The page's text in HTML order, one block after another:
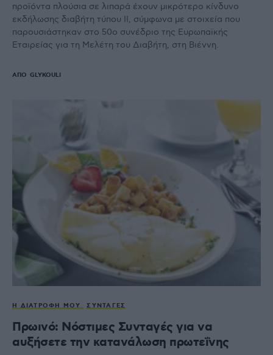
προϊόντα πλούσια σε λιπαρά έχουν μικρότερο κίνδυνο
εκδήλωσης διαβήτη τύπου ΙΙ, σύμφωνα με στοιχεία που
παρουσιάστηκαν στο 50o συνέδριο της Ευρωπαϊκής
Εταιρείας για τη Μελέτη του Διαβήτη, στη Βιέννη.
ΑΠΌ GLYKOULI
Η ΔΙΑΤΡΟΦΉ ΜΟΥ ΣΥΝΤΑΓΈΣ
Πρωινό: Νόστιμες Συνταγές για να
αυξήσετε την κατανάλωση πρωτεΐνης